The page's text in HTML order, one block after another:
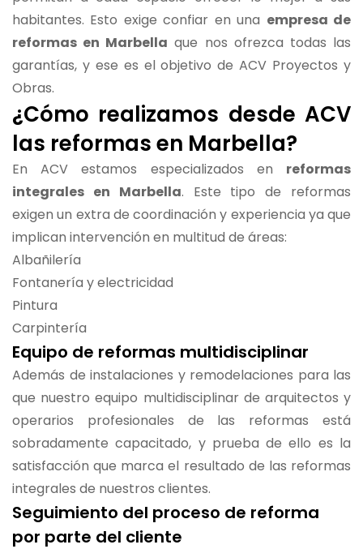
habitantes. Esto exige confiar en una empresa de
reformas en Marbella que nos ofrezca todas las
garantías, y ese es el objetivo de ACV Proyectos y
Obras.
¿Cómo realizamos desde ACV
las reformas en Marbella?
En ACV estamos especializados en reformas
integrales en Marbella. Este tipo de reformas
exigen un extra de coordinación y experiencia ya que
implican intervención en multitud de áreas:
Albañilería
Fontanería y electricidad
Pintura
Carpintería
Equipo de reformas multidisciplinar
Además de instalaciones y remodelaciones para las
que nuestro equipo multidisciplinar de arquitectos y
operarios profesionales de las reformas está
sobradamente capacitado, y prueba de ello es la
satisfacción que marca el resultado de las reformas
integrales de nuestros clientes.
Seguimiento del proceso de reforma
por parte del cliente